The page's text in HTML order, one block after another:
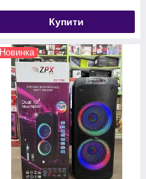
Купити
Новинка